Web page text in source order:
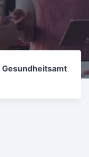
Gesundheitsamt